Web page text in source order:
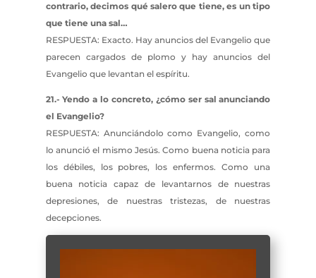
contrario, decimos qué salero que tiene, es un tipo
que tiene una sal…
RESPUESTA: Exacto. Hay anuncios del Evangelio que
parecen cargados de plomo y hay anuncios del
Evangelio que levantan el espíritu.
21.- Yendo a lo concreto, ¿cómo ser sal anunciando
el Evangelio?
RESPUESTA: Anunciándolo como Evangelio, como
lo anunció el mismo Jesús. Como buena noticia para
los débiles, los pobres, los enfermos. Como una
buena noticia capaz de levantarnos de nuestras
depresiones, de nuestras tristezas, de nuestras
decepciones.